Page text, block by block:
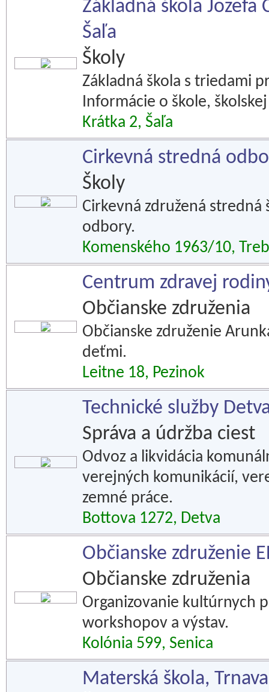
Základná škola Jozefa
Šaľa
Školy
Základná škola s triedami
Informácie o škole,
Krátka 2, Šaľa
Cirkevná stredná
Školy
Cirkevná združená
odbory.
Komenského 1963/10,
Centrum zdravej
Občianske združenia
Občianske združenie
deťmi.
Leitne 18, Pezinok
Technické služby
Správa a údržba ciest
Odvoz a likvidácia
verejných komunikácií,
zemné práce.
Bottova 1272, Detva
Občianske združenie
Občianske združenia
Organizovanie kultúrnych
workshopov a výstav.
Kolónia 599, Senica
Materská škola, Trnava